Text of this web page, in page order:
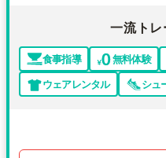
一流ト
食事指導 無料体験
ウェアレンタル
シュ